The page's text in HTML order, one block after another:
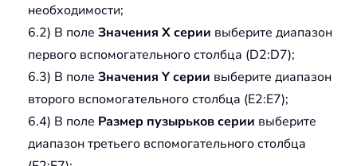
необходимости;
6.2) В поле Значения X серии выберите диапазон
первого вспомогательного столбца (D2:D7);
6.3) В поле Значения Y серии выберите диапазон
второго вспомогательного столбца (E2:E7);
6.4) В поле Размер пузырьков серии выберите
диапазон третьего вспомогательного столбца